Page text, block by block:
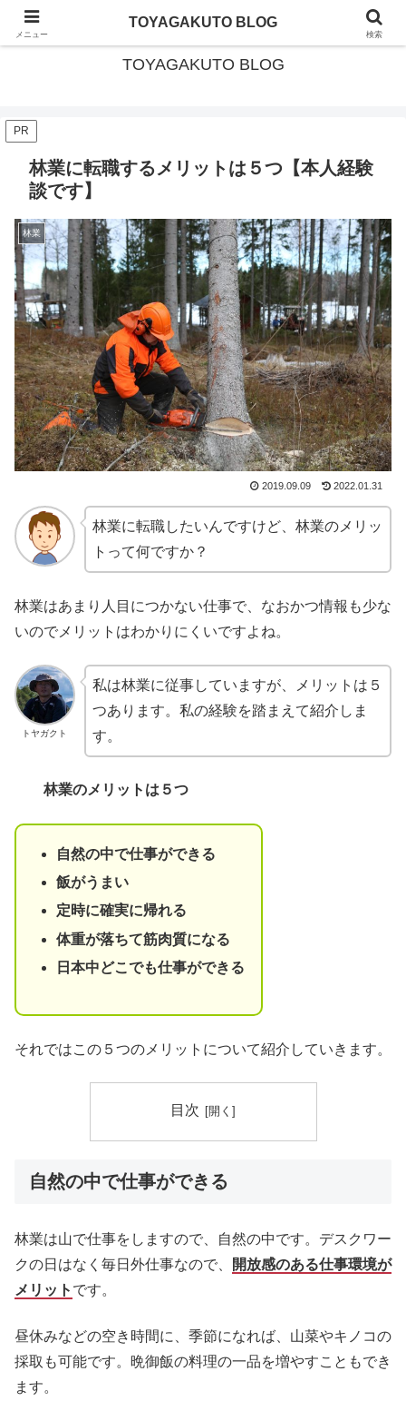
北海道・美深町移住 × ガイド暮らし
TOYAGAKUTO BLOG
PR
林業に転職するメリットは５つ【本人経験
談です】
林業
2019.09.09 2022.01.31
林業に転職したいんですけど、林業のメリッ
トって何ですか？
林業はあまり人目につかない仕事で、なおかつ情報も少な
いのでメリットはわかりにくいですよね。
トヤガクト
私は林業に従事していますが、メリットは５
つあります。私の経験を踏まえて紹介しま
す。
林業のメリットは５つ
自然の中で仕事ができる
飯がうまい
定時に確実に帰れる
体重が落ちて筋肉質になる
日本中どこでも仕事ができる
それではこの５つのメリットについて紹介していきます。
目次
自然の中で仕事ができる
林業は山で仕事をしますので、自然の中です。デスクワー
クの日はなく毎日外仕事なので、
開放感のある仕事環境が
メリット です。
昼休みなどの空き時間に、季節になれば、山菜やキノコの
採取も可能です。晩御飯の料理の一品を増やすこともでき
ます。
メニュー
TOYAGAKUTO BLOG
検索